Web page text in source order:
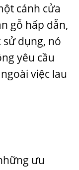
cánh cửa
gỗ hấp dẫn,
dụng, nó
yêu cầu
việc lau
ưu